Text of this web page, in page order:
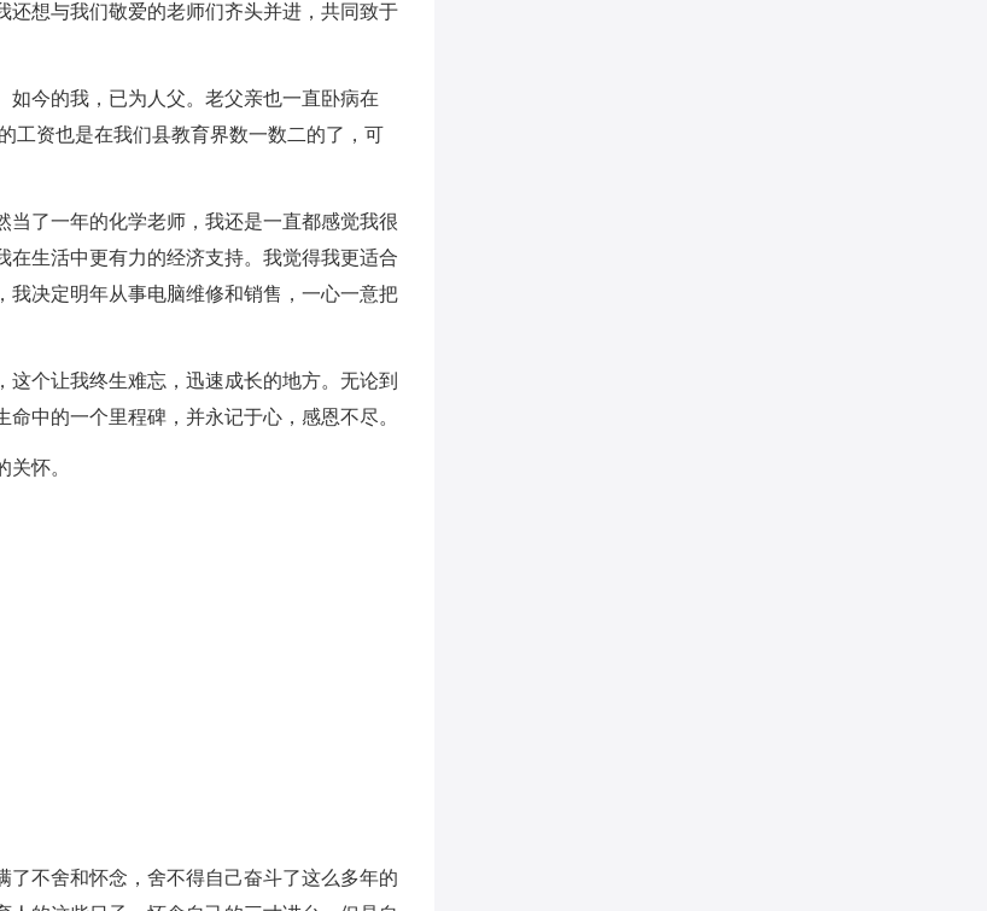
想与我们敬爱的老师们齐头并进，共同致于
今的我，已为人父。老父亲也一直卧病在
工资也是在我们县教育界数一数二的了，可
了一年的化学老师，我还是一直都感觉我很
生活中更有力的经济支持。我觉得我更适合
决定明年从事电脑维修和销售，一心一意把
个让我终生难忘，迅速成长的地方。无论到
中的一个里程碑，并永记于心，感恩不尽。
怀。
不舍和怀念，舍不得自己奋斗了这么多年的